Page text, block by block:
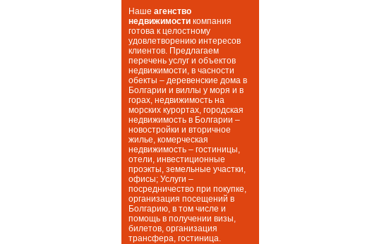
Наше агенство
недвижимости компания
готова к целостному
удовлетворению интересов
клиентов. Предлагаем
перечень услуг и объектов
недвижимости, в часности
обекты – деревенские дома в
Болгарии и виллы у моря и в
горах, недвижимость на
морских курортах, городская
недвижимость в Болгарии –
новостройки и вторичное
жилье, комерческая
недвижимость – гостиницы,
отели, инвестиционные
проэкты, земельные участки,
офисы; Услуги –
посредничество при покупке,
организация посещений в
Болгарию, в том числе и
помощь в получении визы,
билетов, организация
трансфера, гостиница.